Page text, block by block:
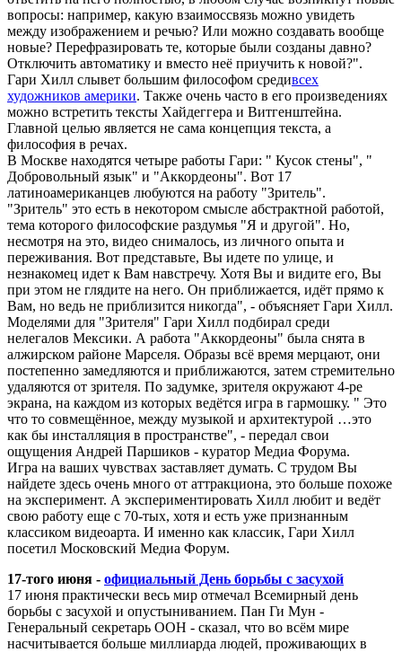
вопросы: например, какую взаимоссвязь можно увидеть
между изображением и речью? Или можно создавать вообще
новые? Перефразировать те, которые были созданы давно?
Отключить автоматику и вместо неё приучить к новой?".
Гари Хилл слывет большим философом средивсех
художников америки. Также очень часто в его произведениях
можно встретить тексты Хайдеггера и Витгенштейна.
Главной целью является не сама концепция текста, а
философия в речах.
В Москве находятся четыре работы Гари: " Кусок стены", "
Добровольный язык" и "Аккордеоны". Вот 17
латиноамериканцев любуются на работу "Зритель".
"Зритель" это есть в некотором смысле абстрактной работой,
тема которого философские раздумья "Я и другой". Но,
несмотря на это, видео снималось, из личного опыта и
переживания. Вот представьте, Вы идете по улице, и
незнакомец идет к Вам навстречу. Хотя Вы и видите его, Вы
при этом не глядите на него. Он приближается, идёт прямо к
Вам, но ведь не приблизится никогда", - объясняет Гари Хилл.
Моделями для "Зрителя" Гари Хилл подбирал среди
нелегалов Мексики. А работа "Аккордеоны" была снята в
алжирском районе Марселя. Образы всё время мерцают, они
постепенно замедляются и приближаются, затем стремительно
удаляются от зрителя. По задумке, зрителя окружают 4-ре
экрана, на каждом из которых ведётся игра в гармошку. " Это
что то совмещённое, между музыкой и архитектурой …это
как бы инсталляция в пространстве", - передал свои
ощущения Андрей Паршиков - куратор Медиа Форума.
Игра на ваших чувствах заставляет думать. С трудом Вы
найдете здесь очень много от аттракциона, это больше похоже
на эксперимент. А экспериментировать Хилл любит и ведёт
свою работу еще с 70-тых, хотя и есть уже признанным
классиком видеоарта. И именно как классик, Гари Хилл
посетил Московский Медиа Форум.
17-того июня - официальный День борьбы с засухой
17 июня практически весь мир отмечал Всемирный день
борьбы с засухой и опустыниванием. Пан Ги Мун -
Генеральный секретарь ООН - сказал, что во всём мире
насчитывается больше миллиарда людей, проживающих в